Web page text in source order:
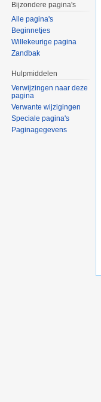
Bijzondere pagina's
Alle pagina's
Beginnetjes
Willekeurige pagina
Zandbak
Hulpmiddelen
Verwijzingen naar deze
pagina
Verwante wijzigingen
Speciale pagina's
Paginagegevens